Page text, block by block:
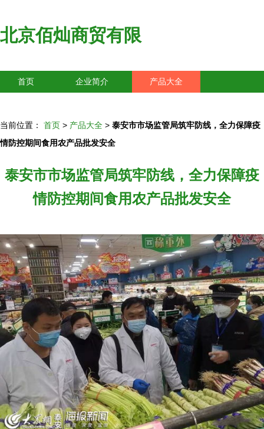
北京佰灿商贸有限
首页 企业简介 产品大全
当前位置： 首页 > 产品大全 > 泰安市市场监管局筑牢防线，全力保障疫
情防控期间食用农产品批发安全
泰安市市场监管局筑牢防线，全力保障疫
情防控期间食用农产品批发安全